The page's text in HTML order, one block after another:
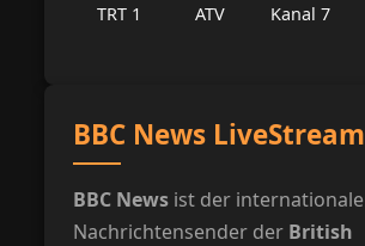
TRT 1 ATV Kanal 7
BBC News LiveStream
BBC News ist der internationale
Nachrichtensender der British